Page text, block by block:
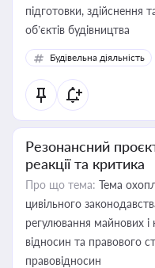
підготовки, здійснення
об’єктів будівництва
Будівельна діяльність
Резонансний
реакції та критика
Про що тема: Тема
цивільного
регулювання майнових
відносин та правового
правовідносин